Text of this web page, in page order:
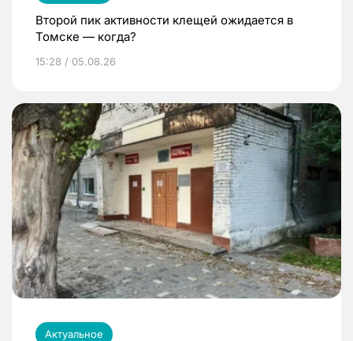
Второй пик активности клещей ожидается в
Томске — когда?
15:28 / 05.08.26
Актуальное